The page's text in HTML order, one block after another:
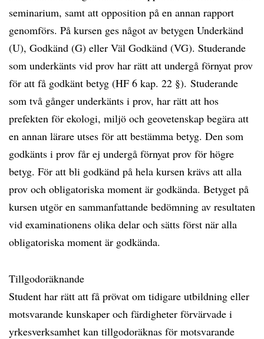
seminarium, samt att opposition på en annan rapport
genomförs. På kursen ges något av betygen Underkänd
(U), Godkänd (G) eller Väl Godkänd (VG). Studerande
som underkänts vid prov har rätt att undergå förnyat prov
för att få godkänt betyg (HF 6 kap. 22 §). Studerande
som två gånger underkänts i prov, har rätt att hos
prefekten för ekologi, miljö och geovetenskap begära att
en annan lärare utses för att bestämma betyg. Den som
godkänts i prov får ej undergå förnyat prov för högre
betyg. För att bli godkänd på hela kursen krävs att alla
prov och obligatoriska moment är godkända. Betyget på
kursen utgör en sammanfattande bedömning av resultaten
vid examinationens olika delar och sätts först när alla
obligatoriska moment är godkända.
Tillgodoräknande
Student har rätt att få prövat om tidigare utbildning eller
motsvarande kunskaper och färdigheter förvärvade i
yrkesverksamhet kan tillgodoräknas för motsvarande